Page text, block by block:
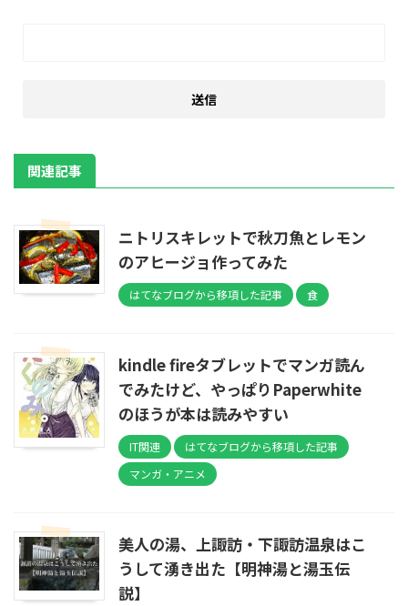
関連記事
ニトリスキレットで秋刀魚とレモン
のアヒージョ作ってみた
はてなブログから移項した記事 食
kindle fireタブレットでマンガ読ん
でみたけど、やっぱりPaperwhite
のほうが本は読みやすい
IT関連
はてなブログから移項した記事
マンガ・アニメ
美人の湯、上諏訪・下諏訪温泉はこ
うして湧き出た【明神湯と湯玉伝
説】